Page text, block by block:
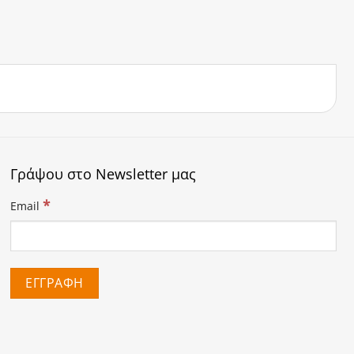
Γράψου στο Newsletter μας
Email *